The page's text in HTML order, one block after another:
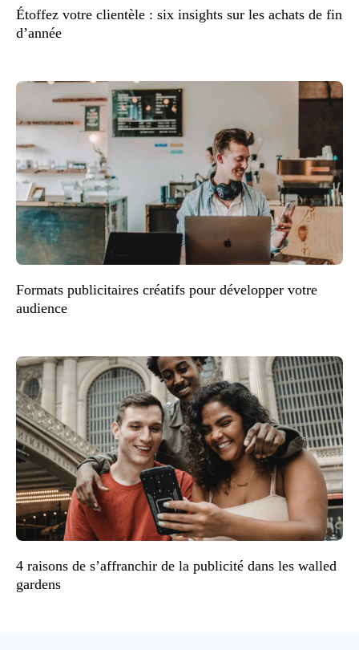
Étoffez votre clientèle : six insights sur les achats de fin
d’année
Formats publicitaires créatifs pour développer votre
audience
4 raisons de s’affranchir de la publicité dans les walled
gardens